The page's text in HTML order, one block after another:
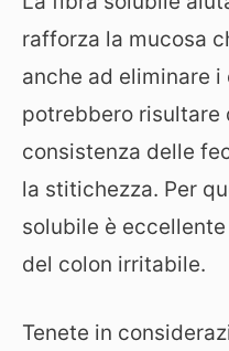
rafforza la mucosa
anche ad eliminare
potrebbero risultare
consistenza delle
la stitichezza. Per
solubile è
del colon irritabile.
Tenete in